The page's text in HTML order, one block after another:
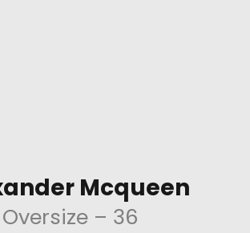
Mcqueen
Oversize – 36